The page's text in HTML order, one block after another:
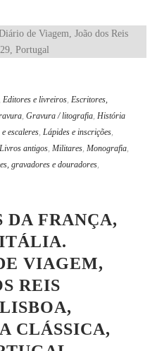
Editores e livreiros, Escritores,
, Gravura / litografia, História
escaleres, Lápides e inscrições,
Livros antigos, Militares, Monografia,
gravadores e douradores,
DA FRANÇA,
VIAGEM,
REIS
CLÁSSICA,